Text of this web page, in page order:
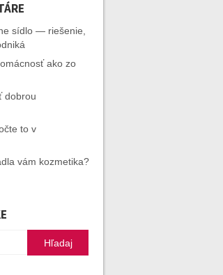
sídlo — riešenie,
ako zo
dobrou
to v
vám kozmetika?